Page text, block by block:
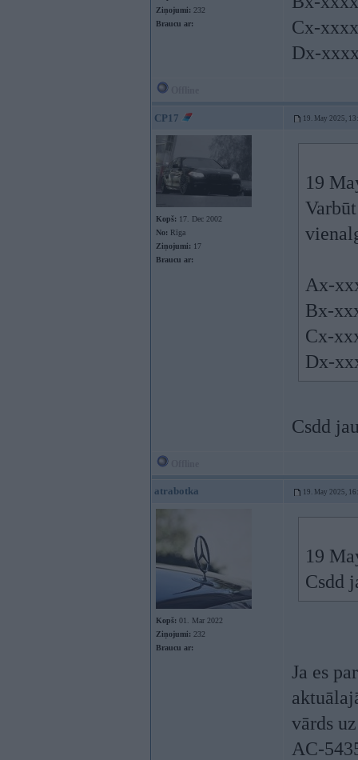
Ziņojumi: 232
Braucu ar:
Cx-xxxx
Dx-
CP17 19. May 2025,
Kopš: 17. Dec 2002
No: Rīga
Ziņojumi: 17
Braucu ar:
19
Ax-
Bx-
Cx-
Dx-
Csdd
atrabotka 19. May 2025,
Kopš: 01. Mar 2022
Ziņojumi: 232
Braucu ar:
19
Csdd
Ja es
vārds
AC-